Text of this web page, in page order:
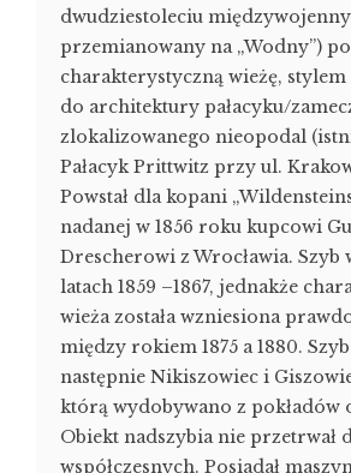
dwudziestoleciu
przemianowany na „Wodny”)
charakterystyczną wieżę, stylem
do architektury pałacyku/
zlokalizowanego nieopodal
Pałacyk Prittwitz przy ul.
Powstał dla kopani
nadanej w 1856 roku kupcowi
Drescherowi z Wrocławia.
latach 1859 –1867, jednakże
wieża została wzniesiona
między rokiem 1875 a 1880.
następnie Nikiszowiec i
którą wydobywano z pokładów
Obiekt nadszybia nie przetrwał
współczesnych. Posiadał